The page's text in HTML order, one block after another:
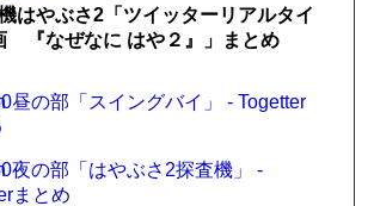
はやぶさ2「ツイッターリアルタイ
『なぜなに はや２』」まとめ
昼の部「スイングバイ」 - Togetter
夜の部「はやぶさ2探査機」 -
まとめ